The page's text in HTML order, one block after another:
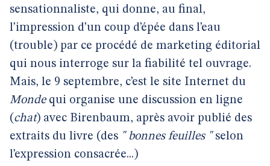
sensationnaliste, qui donne, au final,
l’impression d’un coup d’épée dans l’eau
(trouble) par ce procédé de marketing éditorial
qui nous interroge sur la fiabilité tel ouvrage.
Mais, le 9 septembre, c’est le site Internet du
Mondequi organise une discussion en ligne
(chat) avec Birenbaum, après avoir publié des
extraits du livre (des " bonnes feuilles "selon
l’expression consacrée...)